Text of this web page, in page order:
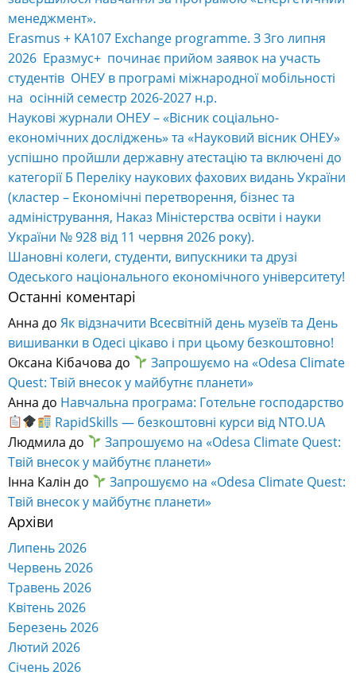
менеджмент».
Erasmus + KA107 Exchange programme. З 3го липня
2026 Еразмус+ починає прийом заявок на участь
студентів ОНЕУ в програмі міжнародної мобільності
на осінній семестр 2026-2027 н.р.
Наукові журнали ОНЕУ – «Вісник соціально-
економічних досліджень» та «Науковий вісник ОНЕУ»
успішно пройшли державну атестацію та включені до
категорії Б Переліку наукових фахових видань України
(кластер – Економічні перетворення, бізнес та
адміністрування, Наказ Міністерства освіти і науки
України № 928 від 11 червня 2026 року).
Шановні колеги, студенти, випускники та друзі
Одеського національного економічного університету!
Останні коментарі
Анна до Як відзначити Всесвітній день музеїв та День
вишиванки в Одесі цікаво і при цьому безкоштовно!
Оксана Кібачова до
Запрошуємо на «Odesa Climate
Quest: Твій внесок у майбутнє планети»
Анна до Навчальна програма: Готельне господарство
RapidSkills — безкоштовні курси від NTO.UA
Людмила до
Запрошуємо на «Odesa Climate Quest:
Твій внесок у майбутнє планети»
Інна Калін до
Запрошуємо на «Odesa Climate Quest:
Твій внесок у майбутнє планети»
Архіви
Липень 2026
Червень 2026
Травень 2026
Квітень 2026
Березень 2026
Лютий 2026
Січень 2026